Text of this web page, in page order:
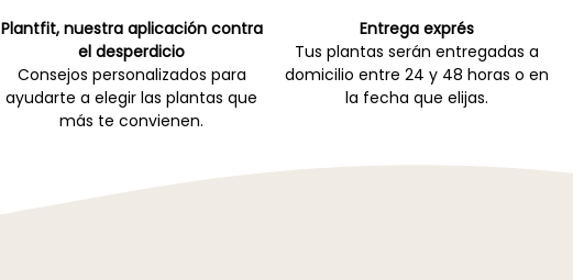
Plantfit, nuestra aplicación contra
el desperdicio
Consejos personalizados para
ayudarte a elegir las plantas que
más te convienen.
Entrega exprés
Tus plantas serán entregadas a
domicilio entre 24 y 48 horas o en
la fecha que elijas.